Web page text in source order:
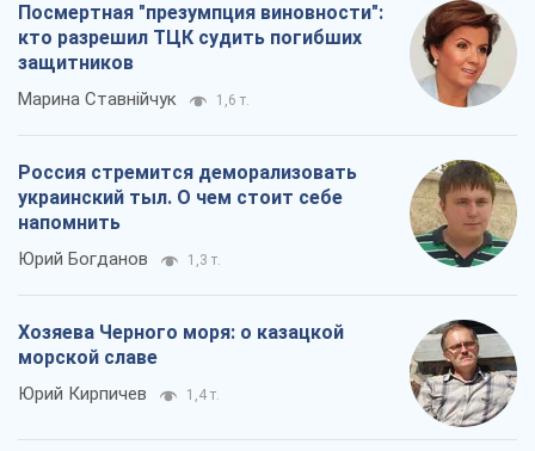
Посмертная "презумпция виновности":
кто разрешил ТЦК судить погибших
защитников
Марина Ставнійчук 1,6 т.
Россия стремится деморализовать
украинский тыл. О чем стоит себе
напомнить
Юрий Богданов 1,3 т.
Хозяева Черного моря: о казацкой
морской славе
Юрий Кирпичев 1,4 т.